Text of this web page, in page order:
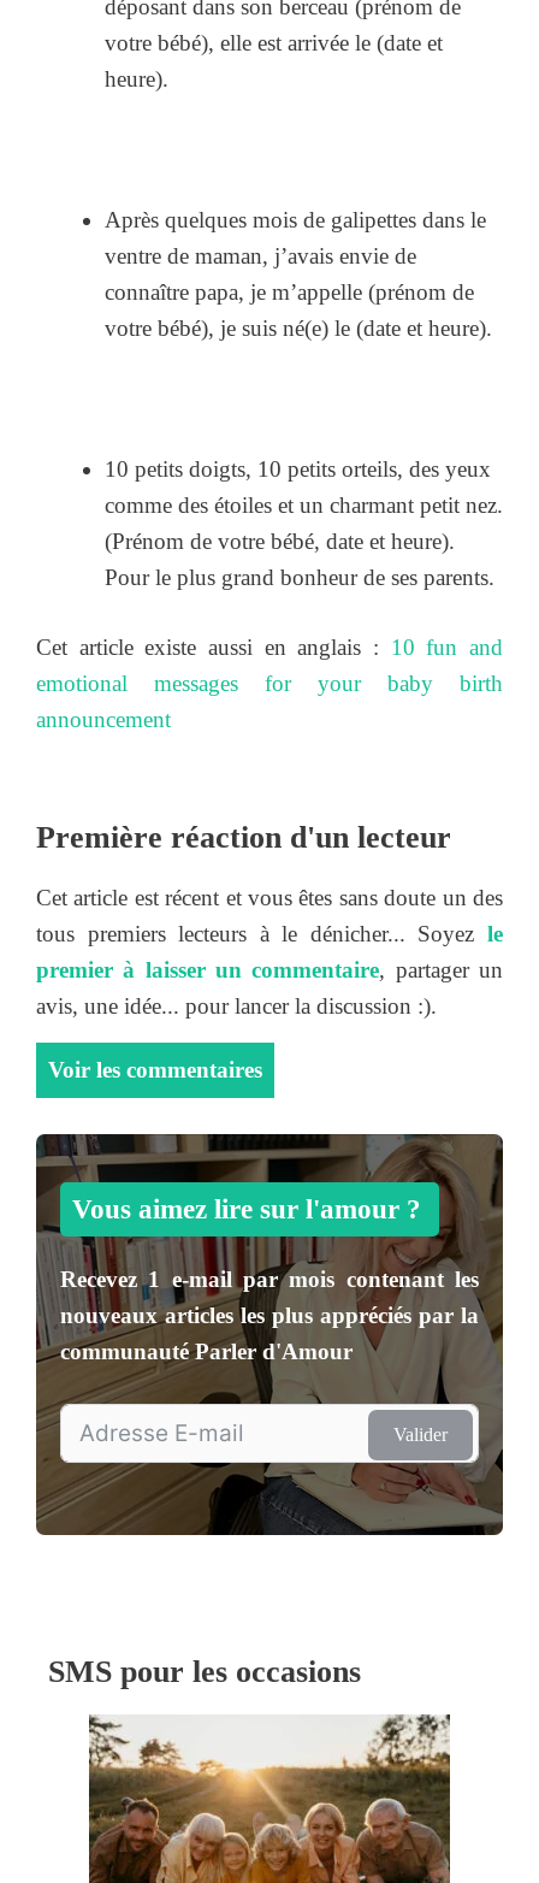
déposant dans son berceau (prénom de
votre bébé), elle est arrivée le (date et
heure).
Après quelques mois de galipettes dans le
ventre de maman, j’avais envie de
connaître papa, je m’appelle (prénom de
votre bébé), je suis né(e) le (date et heure).
10 petits doigts, 10 petits orteils, des yeux
comme des étoiles et un charmant petit nez.
(Prénom de votre bébé, date et heure).
Pour le plus grand bonheur de ses parents.
Cet article existe aussi en anglais : 10 fun and
emotional messages for your baby birth
announcement
Première réaction d'un lecteur
Cet article est récent et vous êtes sans doute un des
tous premiers lecteurs à le dénicher... Soyez le
premier à laisser un commentaire, partager un
avis, une idée... pour lancer la discussion :).
Voir les commentaires
Vous aimez lire sur l'amour ?
Recevez1 e-mail par mois contenant les
nouveaux articles les plus appréciés par la
communautéParler d'Amour
Valider
SMS pour les occasions